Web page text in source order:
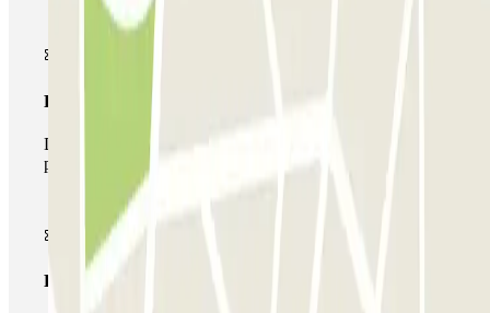
Pase básico
Durante tu estancia podrás entrar y salir una única vez al
parking
Pase multiparking